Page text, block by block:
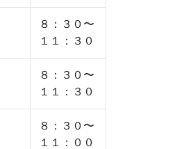
８：３０〜
１１：３０
８：３０〜
１１：３０
８：３０〜
１１：００